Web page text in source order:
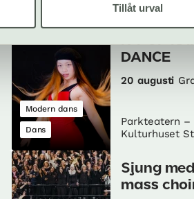
Tillåt urval
Kulturhuset
Modern dans
Dans
K-POP
DANCE
20 augusti
Parkteatern –
Kulturhuset
Sjung
mass